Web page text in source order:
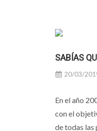
SABÍAS
20/03/
En el año
con el
de todas las